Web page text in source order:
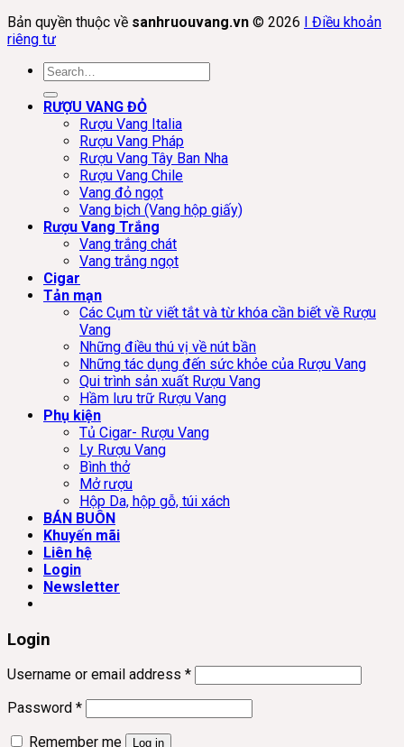
Bản quyền thuộc về sanhruouvang.vn © 2026 I Điều khoản
riêng tư
Search
for:
RƯỢU VANG ĐỎ
Rượu Vang Italia
Rượu Vang Pháp
Rượu Vang Tây Ban Nha
Rượu Vang Chile
Vang đỏ ngọt
Vang bịch (Vang hộp giấy)
Rượu Vang Trắng
Vang trắng chát
Vang trắng ngọt
Cigar
Tản mạn
Các Cụm từ viết tắt và từ khóa cần biết về Rượu
Vang
Những điều thú vị về nút bần
Những tác dụng đến sức khỏe của Rượu Vang
Qui trình sản xuất Rượu Vang
Hầm lưu trữ Rượu Vang
Phụ kiện
Tủ Cigar- Rượu Vang
Ly Rượu Vang
Bình thở
Mở rượu
Hộp Da, hộp gỗ, túi xách
BÁN BUÔN
Khuyến mãi
Liên hệ
Login
Newsletter
Login
Username or email address *
Password *
Remember me
Log in